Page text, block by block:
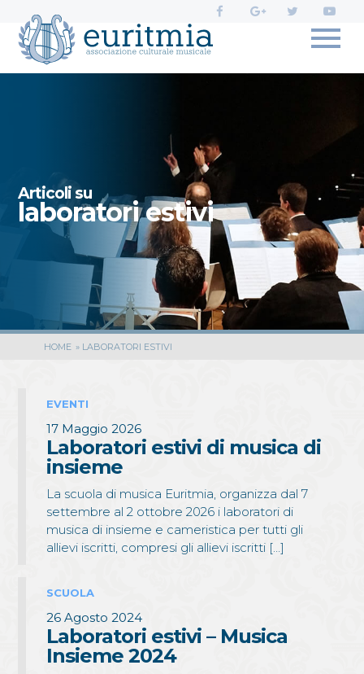
social
di
Euritmia:
Articoli su
laboratori estivi
HOME » LABORATORI ESTIVI
EVENTI
17 Maggio 2026
Laboratori estivi di musica di
insieme
La scuola di musica Euritmia, organizza dal 7
settembre al 2 ottobre 2026 i laboratori di
musica di insieme e cameristica per tutti gli
allievi iscritti, compresi gli allievi iscritti […]
SCUOLA
26 Agosto 2024
Laboratori estivi – Musica
Insieme 2024